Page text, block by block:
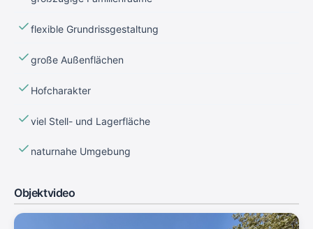
flexible Grundrissgestaltung
große Außenflächen
Hofcharakter
viel Stell- und Lagerfläche
naturnahe Umgebung
Objektvideo